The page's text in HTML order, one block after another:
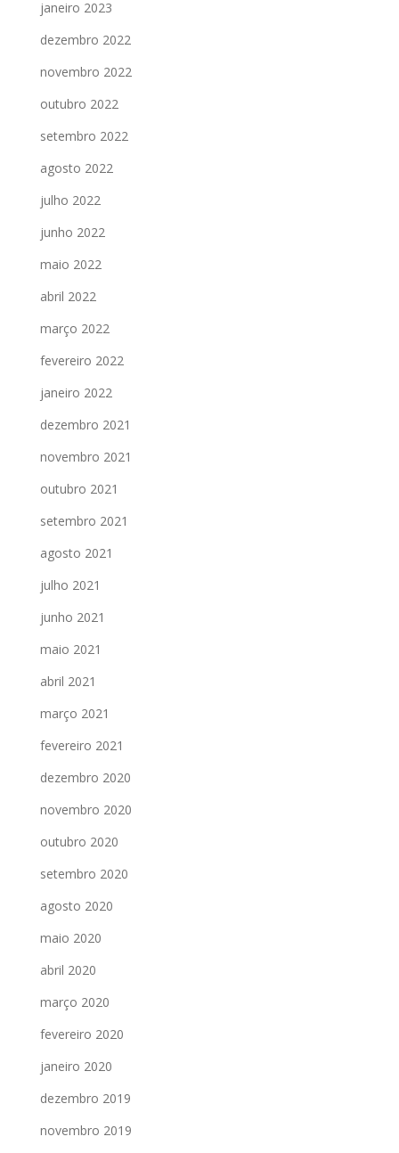
janeiro 2023
dezembro 2022
novembro 2022
outubro 2022
setembro 2022
agosto 2022
julho 2022
junho 2022
maio 2022
abril 2022
março 2022
fevereiro 2022
janeiro 2022
dezembro 2021
novembro 2021
outubro 2021
setembro 2021
agosto 2021
julho 2021
junho 2021
maio 2021
abril 2021
março 2021
fevereiro 2021
dezembro 2020
novembro 2020
outubro 2020
setembro 2020
agosto 2020
maio 2020
abril 2020
março 2020
fevereiro 2020
janeiro 2020
dezembro 2019
novembro 2019